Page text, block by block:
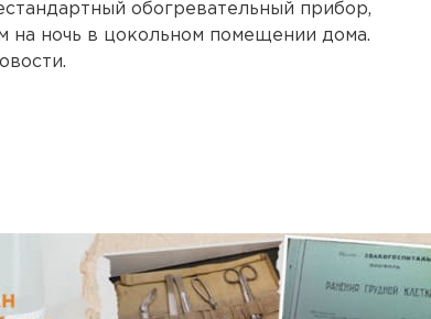
обогревательный прибор,
на ночь в цокольном помещении дома.